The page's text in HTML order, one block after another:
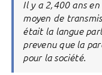
Il y a 2,400 ans
moyen de
était la langue
prevenu que la
pour la société.